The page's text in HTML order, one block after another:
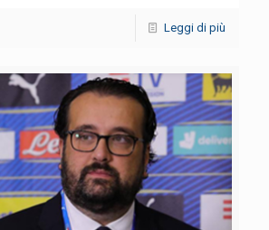
Leggi di più